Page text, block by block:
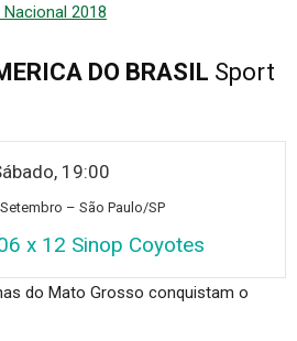
2018
DO BRASIL Sport
19:00
etembro – São Paulo/SP
x 12 Sinop Coyotes
do Mato Grosso conquistam o